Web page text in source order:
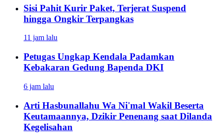
Sisi Pahit Kurir Paket, Terjerat Suspend
hingga Ongkir Terpangkas
11 jam lalu
Petugas Ungkap Kendala Padamkan
Kebakaran Gedung Bapenda DKI
6 jam lalu
Arti Hasbunallahu Wa Ni'mal Wakil Beserta
Keutamaannya, Dzikir Penenang saat Dilanda
Kegelisahan